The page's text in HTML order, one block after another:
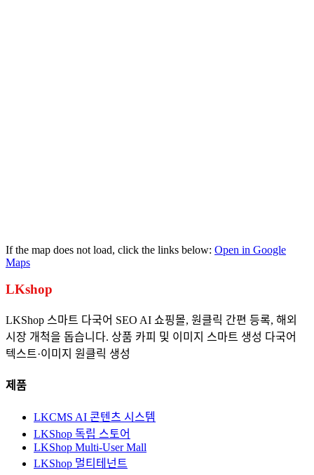
If the map does not load, click the links below: Open in Google
Maps
LKshop
LKShop 스마트 다국어 SEO AI 쇼핑몰, 원클릭 간편 등록, 해외
시장 개척을 돕습니다. 상품 카피 및 이미지 스마트 생성 다국어
텍스트·이미지 원클릭 생성
제품
LKCMS AI 콘텐츠 시스템
LKShop 독립 스토어
LKShop Multi-User Mall
LKShop 멀티테넌트